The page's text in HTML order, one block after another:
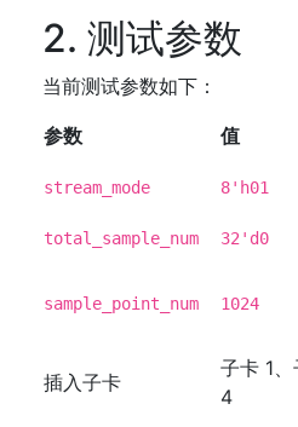
2. 测试参数
当前测试参数如下：
参数 值
stream_mode 8'h01
total_sample_num 32'd0
sample_point_num 1024
插入子卡
子卡 1
4